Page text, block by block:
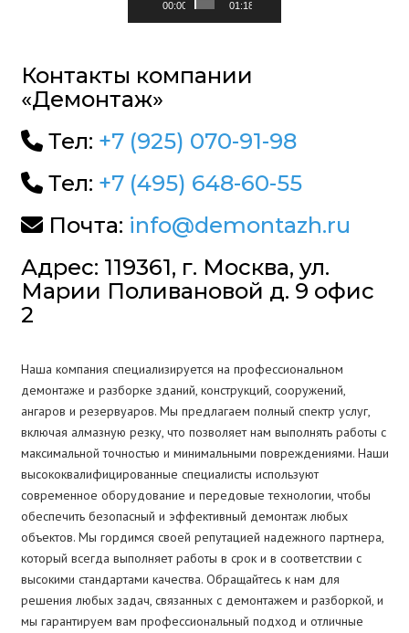
00:00 01:18
Контакты компании
«Демонтаж»
Тел: +7 (925) 070-91-98
Тел: +7 (495) 648-60-55
Почта: info@demontazh.ru
Адрес: 119361, г. Москва, ул.
Марии Поливановой д. 9 офис
2
Наша компания специализируется на профессиональном
демонтаже и разборке зданий, конструкций, сооружений,
ангаров и резервуаров. Мы предлагаем полный спектр услуг,
включая алмазную резку, что позволяет нам выполнять работы с
максимальной точностью и минимальными повреждениями. Наши
высококвалифицированные специалисты используют
современное оборудование и передовые технологии, чтобы
обеспечить безопасный и эффективный демонтаж любых
объектов. Мы гордимся своей репутацией надежного партнера,
который всегда выполняет работы в срок и в соответствии с
высокими стандартами качества. Обращайтесь к нам для
решения любых задач, связанных с демонтажем и разборкой, и
мы гарантируем вам профессиональный подход и отличные